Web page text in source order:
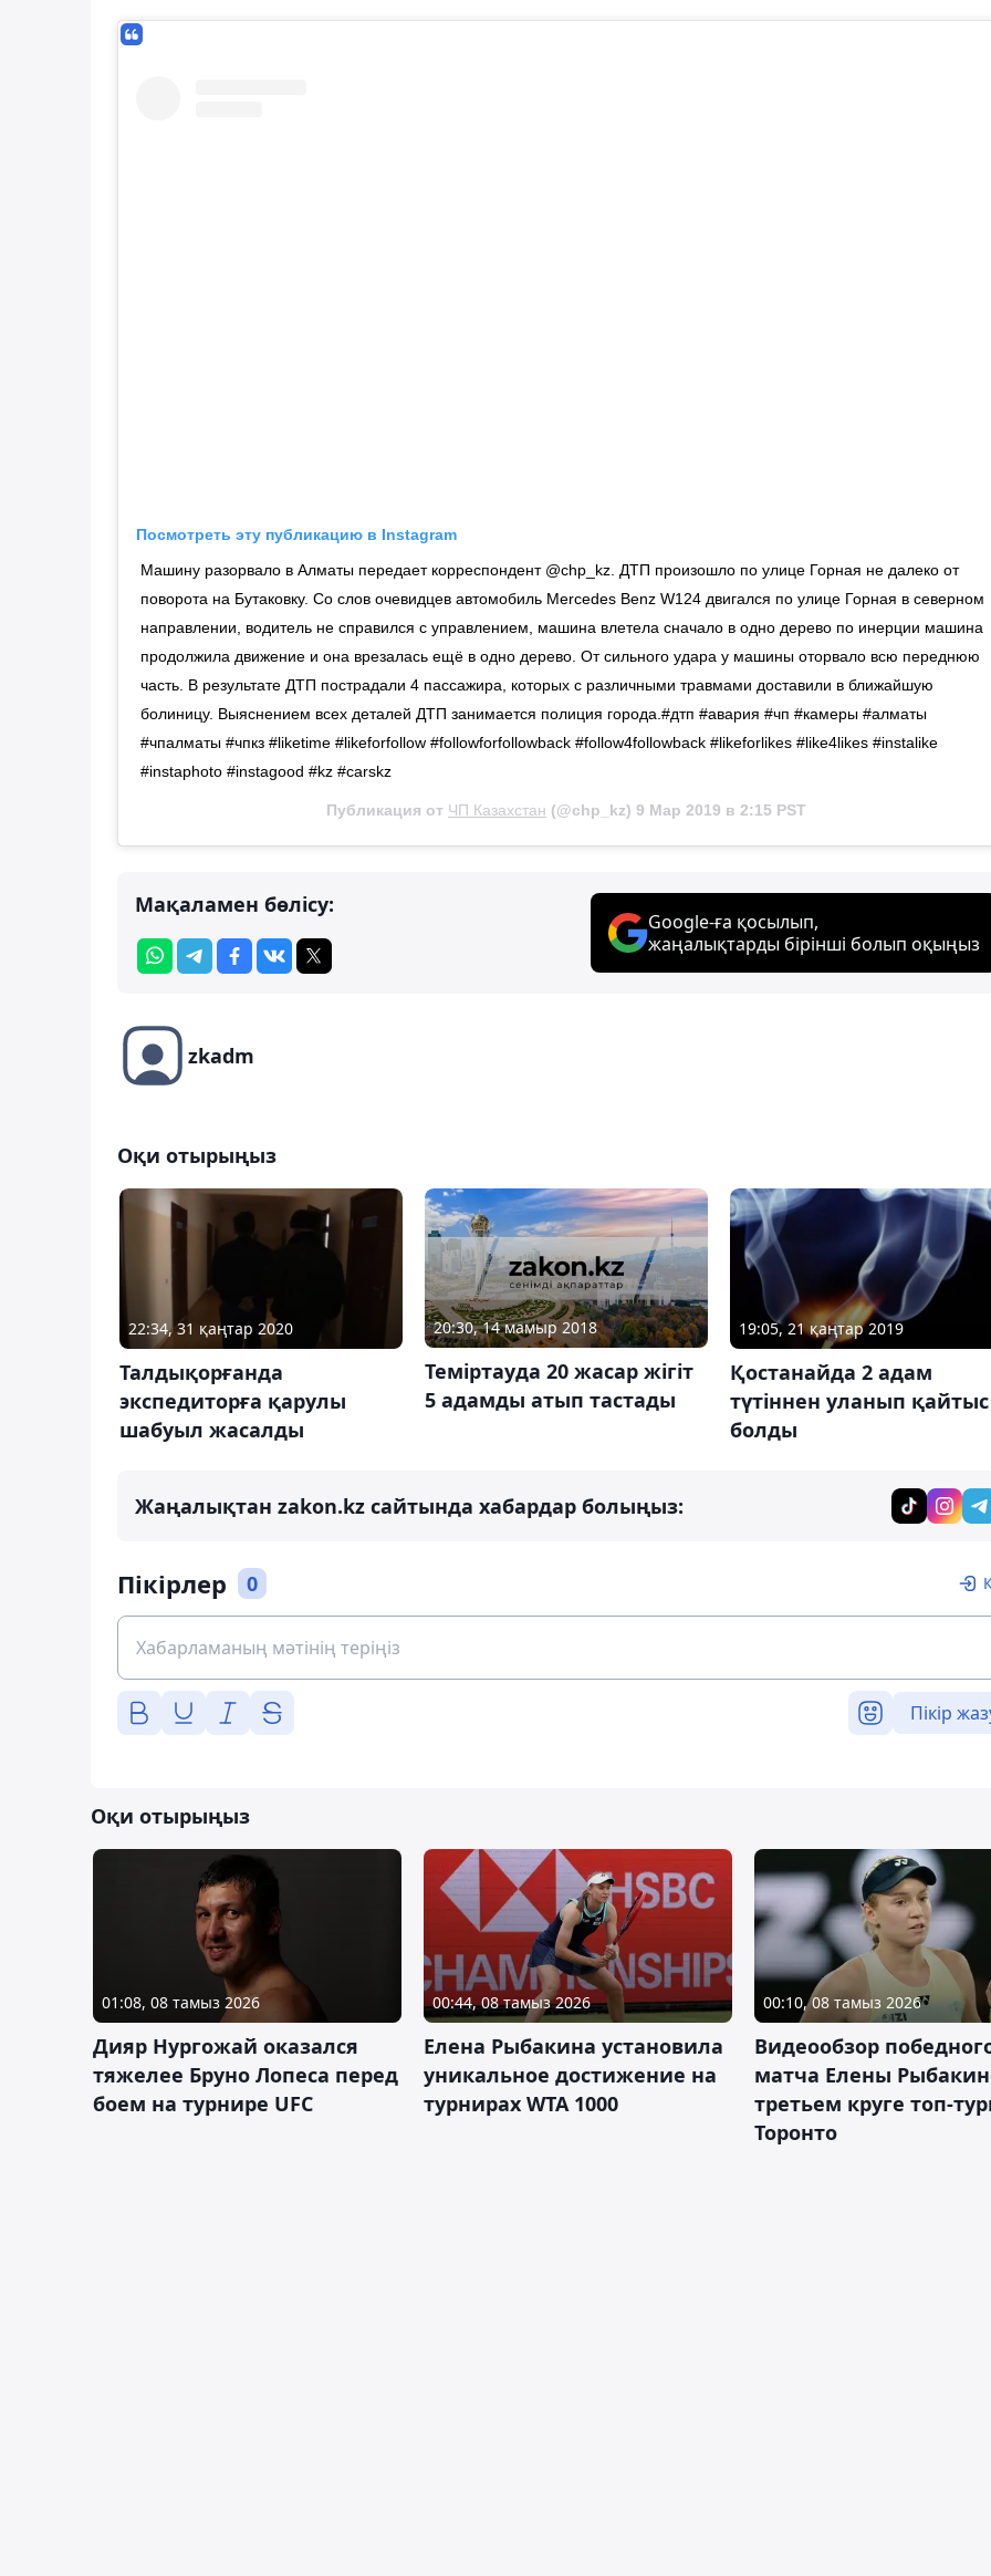
Посмотреть эту публикацию в Instagram
Машину разорвало в Алматы передает корреспондент @chp_kz. ДТП произошло по улице Горная не далеко от
поворота на Бутаковку. Со слов очевидцев автомобиль Mercedes Benz W124 двигался по улице Горная в северном
направлении, водитель не справился с управлением, машина влетела сначало в одно дерево по инерции машина
продолжила движение и она врезалась ещё в одно дерево. От сильного удара у машины оторвало всю переднюю
часть. В результате ДТП пострадали 4 пассажира, которых с различными травмами доставили в ближайшую
болиницу. Выяснением всех деталей ДТП занимается полиция города.#дтп #авария #чп #камеры #алматы
#чпалматы #чпкз #liketime #likeforfollow #followforfollowback #follow4followback #likeforlikes #like4likes #instalike
#instaphoto #instagood #kz #carskz
Публикация от ЧП Казахстан (@chp_kz) 9 Мар 2019 в 2:15 PST
Мақаламен бөлісу:
Google-ға қосылып,
жаңалықтарды бірінші болып оқыңыз
zkadm
Оқи отырыңыз
22:34, 31 қаңтар 2020
Талдықорғанда
экспедиторға қарулы
шабуыл жасалды
20:30, 14 мамыр 2018
Теміртауда 20 жасар жігіт
5 адамды атып тастады
19:05, 21 қаңтар 2019
Қостанайда 2 адам
түтіннен уланып қайтыс
болды
Жаңалықтан zakon.kz сайтында хабардар болыңыз:
Пікірлер 0
Пікір
Оқи отырыңыз
01:08, 08 тамыз 2026
Дияр Нургожай оказался
тяжелее Бруно Лопеса перед
боем на турнире UFC
00:44, 08 тамыз 2026
Елена Рыбакина установила
уникальное достижение на
турнирах WTA 1000
00:10, 08 тамыз 2026
Видеообзор
матча Елены
третьем круге топ-
Торонто